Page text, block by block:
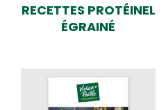
RECETTES PROTÉINEL
ÉGRAINÉ